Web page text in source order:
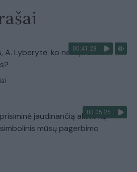
00:41:28
A. Lyberytė: ko nesupranta
00:05:25
jaudinančią akimirką
mūsų pagerbimo